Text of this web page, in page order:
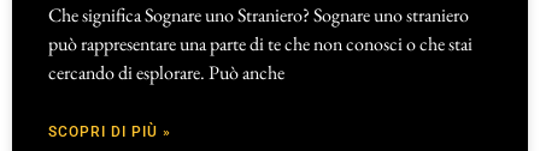
Che significa Sognare uno Straniero? Sognare uno straniero
può rappresentare una parte di te che non conosci o che stai
cercando di esplorare. Può anche
SCOPRI DI PIÙ »